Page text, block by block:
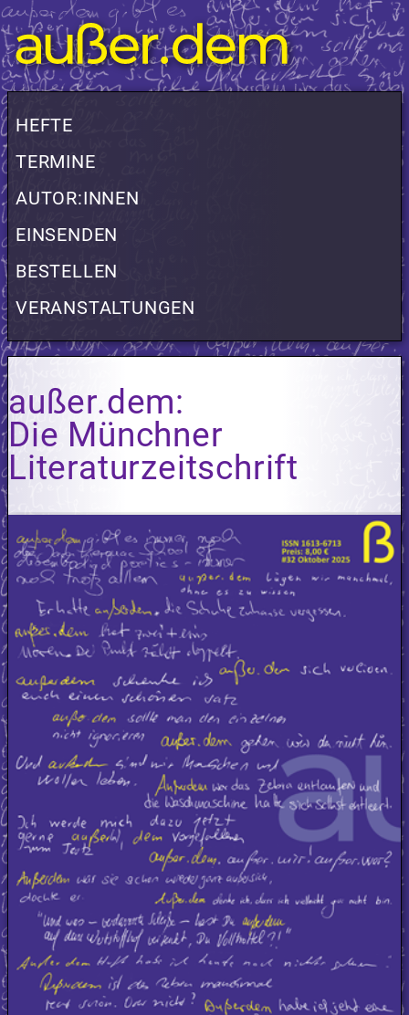
HEFTE
TERMINE
AUTOR:INNEN
EINSENDEN
BESTELLEN
VERANSTALTUNGEN
außer.dem:
Die Münchner
Literaturzeitschrift